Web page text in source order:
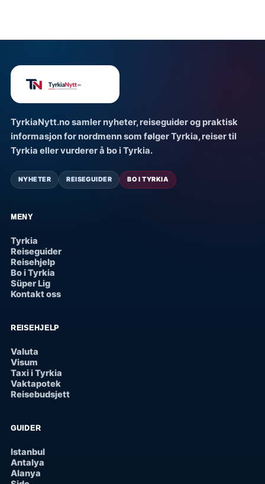
TyrkiaNytt.no samler nyheter, reiseguider og praktisk
informasjon for nordmenn som følger Tyrkia, reiser til
Tyrkia eller vurderer å bo i Tyrkia.
NYHETER REISEGUIDER BO I TYRKIA
MENY
Tyrkia
Reiseguider
Reisehjelp
Bo i Tyrkia
Süper Lig
Kontakt oss
REISEHJELP
Valuta
Visum
Taxi i Tyrkia
Vaktapotek
Reisebudsjett
GUIDER
Istanbul
Antalya
Alanya